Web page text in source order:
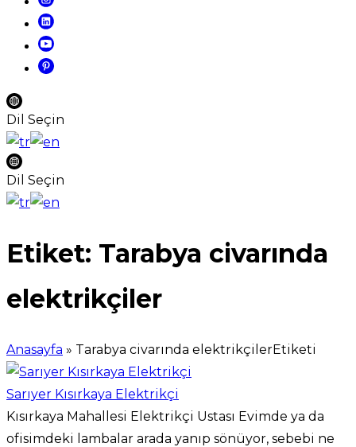
Dil Seçin
Dil Seçin
Etiket: Tarabya civarında
elektrikçiler
Anasayfa » Tarabya civarında elektrikçilerEtiketi
Sarıyer Kısırkaya Elektrikçi
Kısırkaya Mahallesi Elektrikçi Ustası Evimde ya da
ofisimdeki lambalar arada yanıp sönüyor, sebebi ne